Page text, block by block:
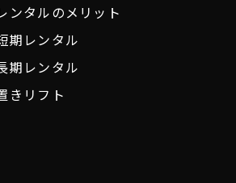
ンタルのメリット
期レンタル
期レンタル
きリフト